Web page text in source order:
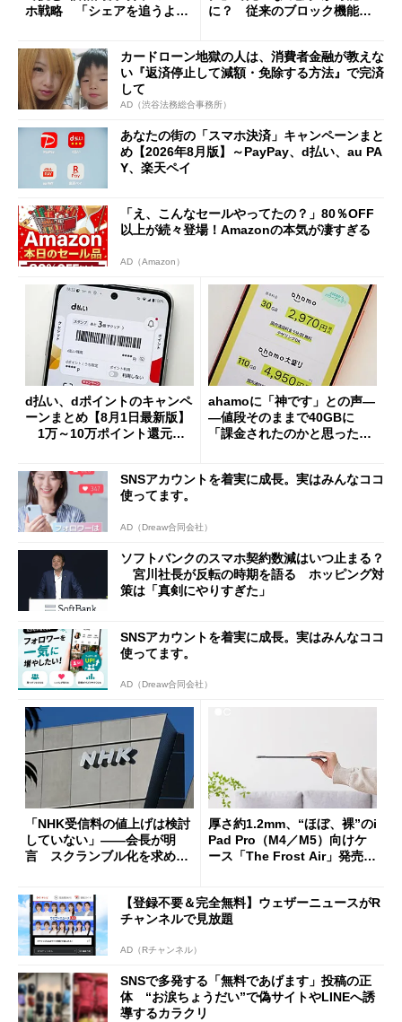
ホ戦略 「シェアを追うより
に？ 従来のブロック機能と
カードローン地獄の人は、消費者金融が教えな
い『返済停止して減額・免除する方法』で完済
して
AD（渋谷法務総合事務所）
あなたの街の「スマホ決済」キャンペーンまと
め【2026年8月版】～PayPay、d払い、au PA
Y、楽天ペイ
「え、こんなセールやってたの？」80％OFF
以上が続々登場！Amazonの本気が凄すぎる
AD（Amazon）
d払い、dポイントのキャンペ
ーンまとめ【8月1日最新版】
1万～10万ポイント還元の
ahamoに「神です」との声―
―値段そのままで40GBに
「課金されたのかと思った」
SNSアカウントを着実に成長。実はみんなココ
使ってます。
AD（Dreaw合同会社）
ソフトバンクのスマホ契約数減はいつ止まる？
宮川社長が反転の時期を語る ホッピング対
策は「真剣にやりすぎた」
SNSアカウントを着実に成長。実はみんなココ
使ってます。
AD（Dreaw合同会社）
「NHK受信料の値上げは検討
していない」――会長が明
言 スクランブル化を求める
厚さ約1.2mm、“ほぼ、裸”のi
Pad Pro（M4／M5）向けケ
ース「The Frost Air」発売
【登録不要＆完全無料】ウェザーニュースがR
チャンネルで見放題
AD（Rチャンネル）
SNSで多発する「無料であげます」投稿の正
体 “お涙ちょうだい”で偽サイトやLINEへ誘
導するカラクリ